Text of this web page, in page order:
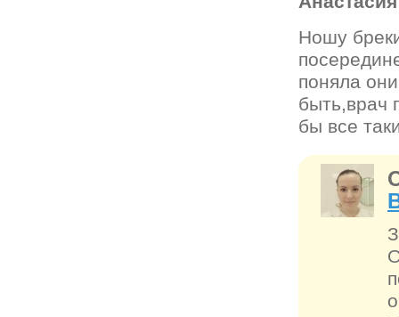
Ношу
поняла
быть,врач
бы все